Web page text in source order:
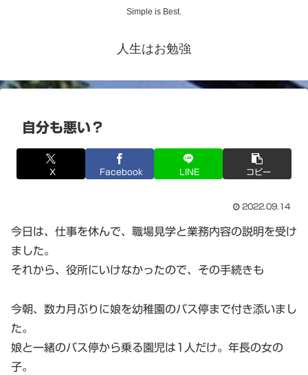
Simple is Best.
人生はお勉強
自分も悪い？
X Facebook LINE コピー
2022.09.14
今日は、仕事を休んで、職場見学と業務内容の説明を受け
ました。
それから、役所にいけなかったので、その手続きも
今朝、数カ月ぶりに娘を幼稚園のバス停まで付き添いまし
た。
娘と一緒のバス停から乗る園児は1人だけ。年長の女の
子。